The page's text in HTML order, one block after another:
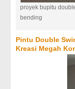
proyek bupitu
bending
Pintu Double
Kreasi Megah